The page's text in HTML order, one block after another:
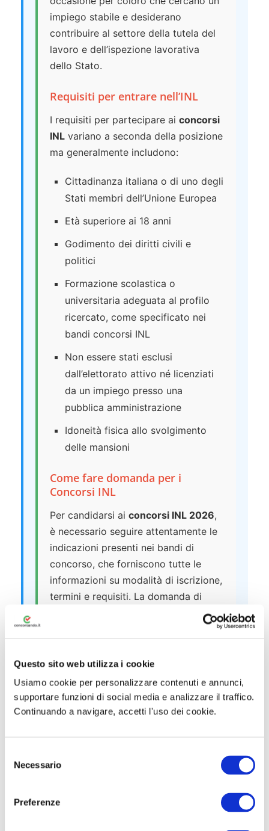
Questo sito web utilizza i cookie
Usiamo cookie per personalizzare contenuti e annunci,
supportare funzioni di social media e analizzare il traffico.
Continuando a navigare, accetti l'uso dei cookie.
Necessario
Preferenze
impiego stabile e desiderano
contribuire al settore della tutela del
lavoro e dell’ispezione lavorativa
dello Stato.
Requisiti per entrare nell’INL
I requisiti per partecipare ai concorsi
INL variano a seconda della posizione
ma generalmente includono:
Cittadinanza italiana o di uno degli
Stati membri dell’Unione Europea
Età superiore ai 18 anni
Godimento dei diritti civili e
politici
Formazione scolastica o
universitaria adeguata al profilo
ricercato, come specificato nei
bandi concorsi INL
Non essere stati esclusi
dall’elettorato attivo né licenziati
da un impiego presso una
pubblica amministrazione
Idoneità fisica allo svolgimento
delle mansioni
Come fare domanda per i
Concorsi INL
Per candidarsi ai concorsi INL 2026,
è necessario seguire attentamente le
indicazioni presenti nei bandi di
concorso, che forniscono tutte le
informazioni su modalità di iscrizione,
termini e requisiti. La domanda di
partecipazione deve essere compilata
sezione dedicata ai bandi di
concorso.
È richiesto l’utilizzo delle credenziali
concorsi INL